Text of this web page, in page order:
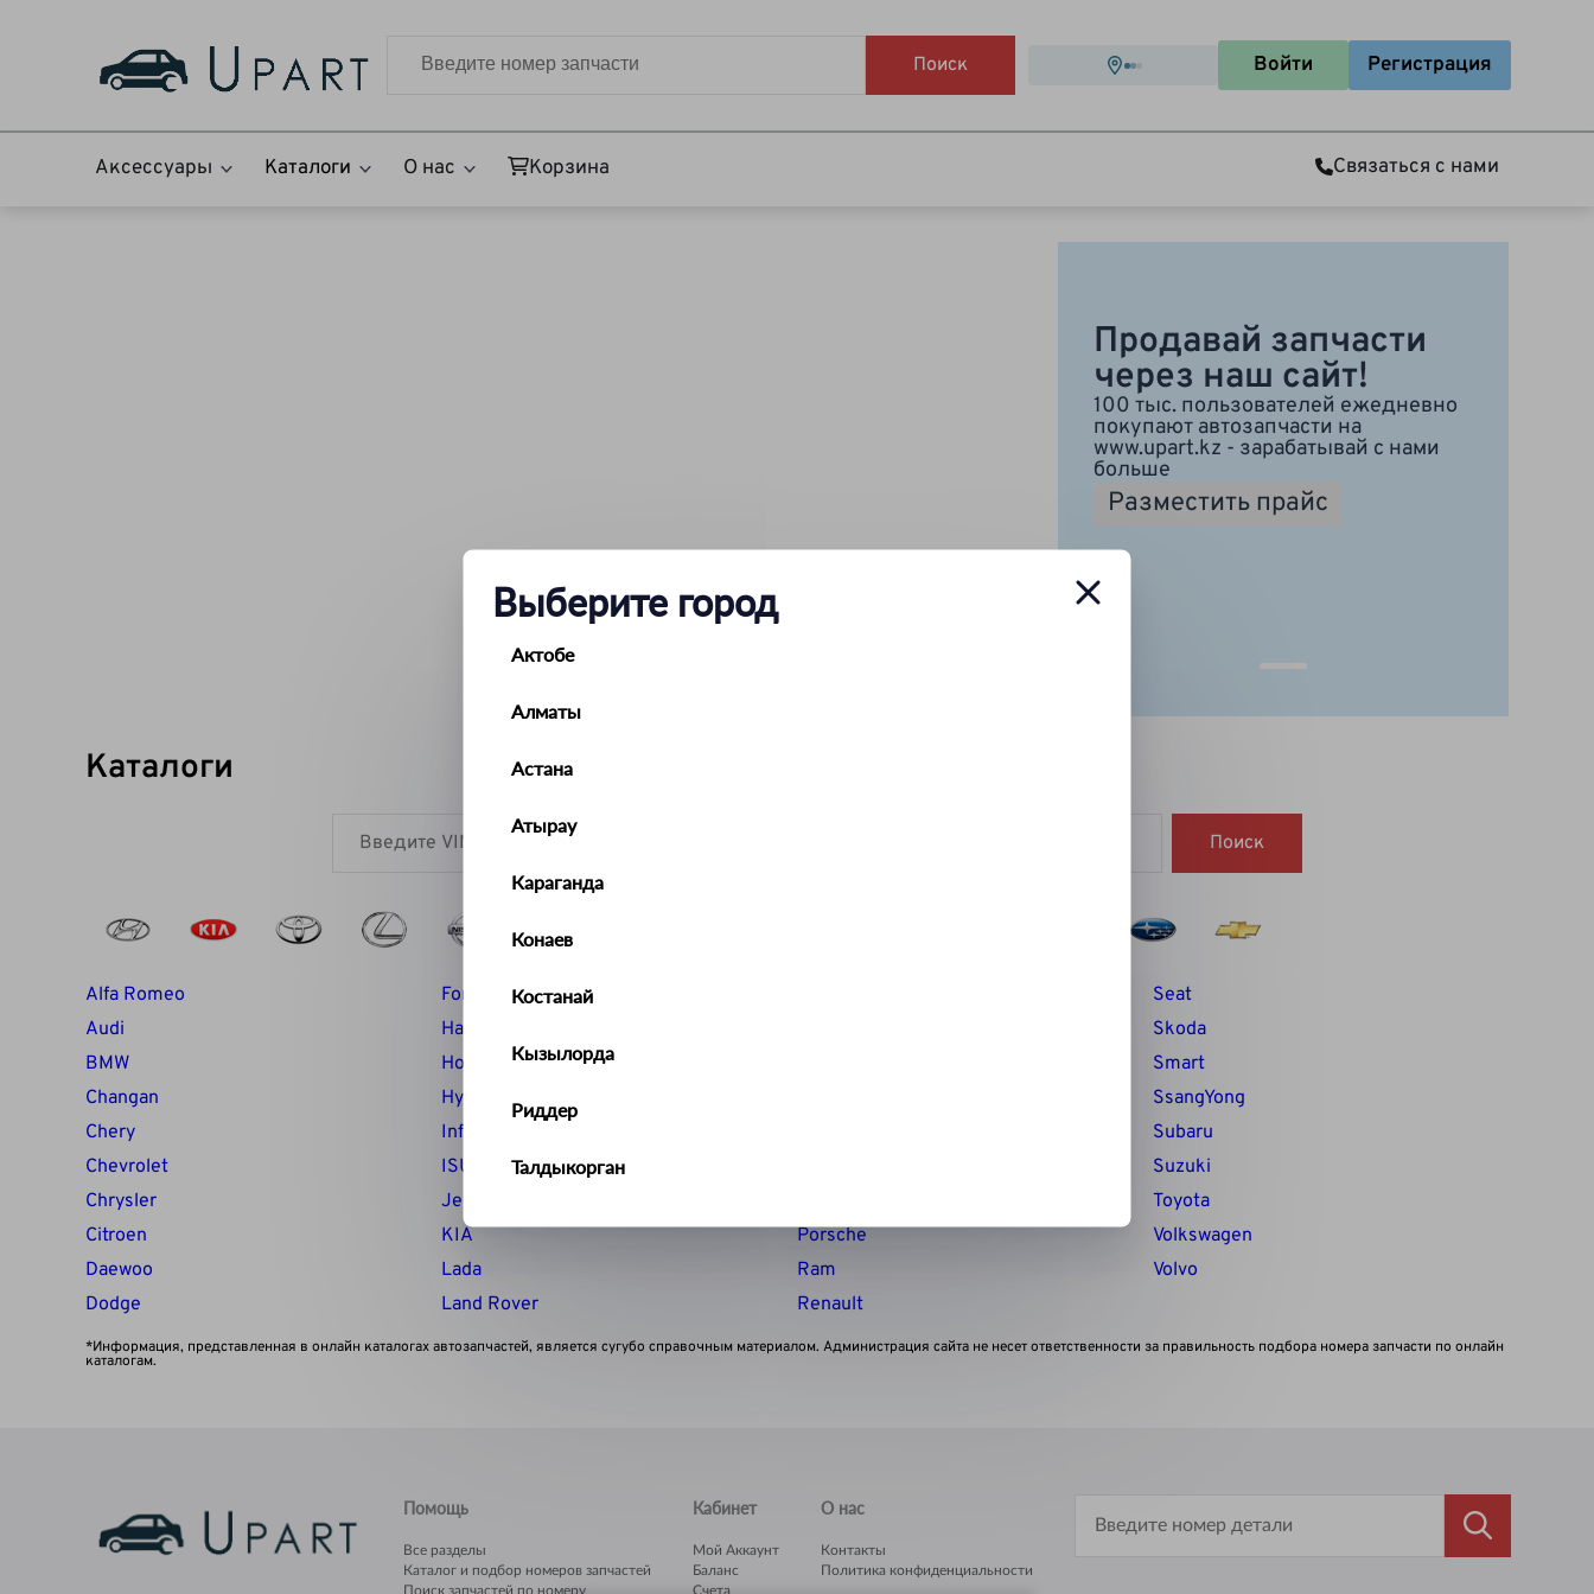
Поиск
Выберите город
Актобе
Алматы
Астана
Атырау
Караганда
Конаев
Костанай
Кызылорда
Риддер
Талдыкорган
Уральск
Шымкент
Войти Регистрация
Аксессуары Каталоги О нас Корзина Связаться с нами
Продавай запчасти
через наш сайт!
100 тыс. пользователей ежедневно
покупают автозапчасти на
www.upart.kz - зарабатывай с нами
больше
Разместить прайс
Каталоги
Поиск
Alfa Romeo
Audi
BMW
Changan
Chery
Chevrolet
Chrysler
Citroen
Daewoo
Dodge
Ford
Haval
Honda
Hyundai
Infiniti
ISUZU
Jeep
KIA
Lada
Land Rover
Porsche
Ram
Renault
Seat
Skoda
Smart
SsangYong
Subaru
Suzuki
Toyota
Volkswagen
Volvo
*Информация, представленная в онлайн каталогах автозапчастей, является сугубо справочным материалом. Администрация сайта не несет ответственности за правильность подбора номера запчасти по онлайн
каталогам.
Помощь
Все разделы
Каталог и подбор номеров запчастей
Поиск запчастей по номеру
Кабинет
Мой Аккаунт
Баланс
Счета
О нас
Контакты
Политика конфиденциальности